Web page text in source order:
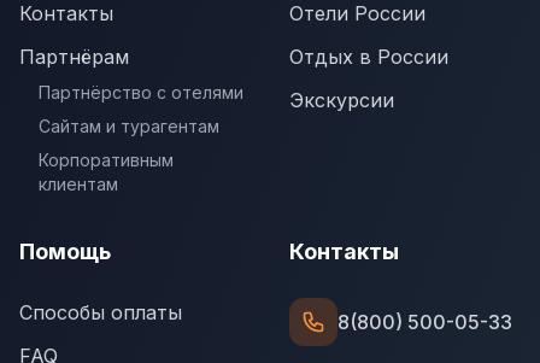
Контакты
Партнёрам
Партнёрство с отелями
Сайтам и турагентам
Корпоративным
клиентам
Отели России
Отдых в России
Экскурсии
Помощь
Способы оплаты
FAQ
Контакты
8(800) 500-05-33